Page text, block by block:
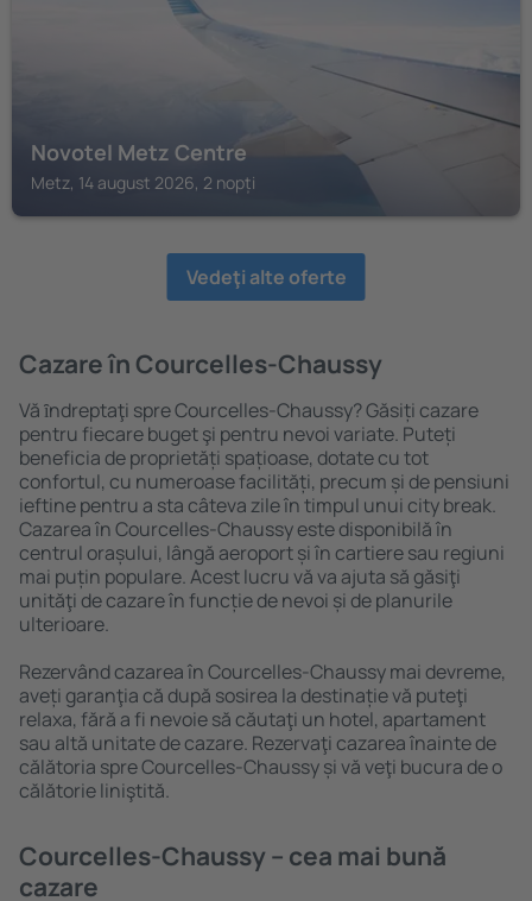
Novotel Metz Centre
Metz, 14 august 2026, 2 nopți
Vedeţi alte oferte
Cazare în Courcelles-Chaussy
Vă ȋndreptaţi spre Courcelles-Chaussy? Găsiți cazare
pentru fiecare buget şi pentru nevoi variate. Puteți
beneficia de proprietăți spațioase, dotate cu tot
confortul, cu numeroase facilități, precum și de pensiuni
ieftine pentru a sta câteva zile în timpul unui city break.
Cazarea în Courcelles-Chaussy este disponibilă în
centrul orașului, lângă aeroport și în cartiere sau regiuni
mai puțin populare. Acest lucru vă va ajuta să găsiţi
unităţi de cazare în funcție de nevoi și de planurile
ulterioare.
Rezervând cazarea în Courcelles-Chaussy mai devreme,
aveți garanţia că după sosirea la destinație vă puteţi
relaxa, fără a fi nevoie să căutaţi un hotel, apartament
sau altă unitate de cazare. Rezervaţi cazarea înainte de
călătoria spre Courcelles-Chaussy și vă veţi bucura de o
călătorie liniştită.
Courcelles-Chaussy – cea mai bună
cazare